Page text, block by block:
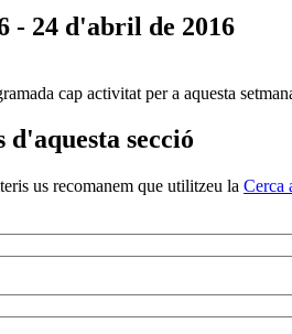
- 24 d'abril de 2016
cap activitat per a aquesta
d'aquesta secció
us recomanem que utilitzeu la Cerca